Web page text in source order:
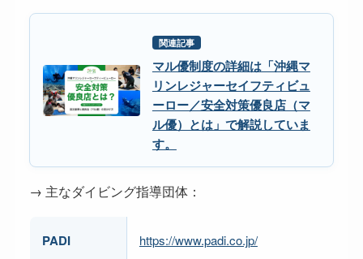
関連記事
マル優制度の詳細は「沖縄マ
リンレジャーセイフティビュ
ーロー／安全対策優良店（マ
ル優）とは」で解説していま
す。
→ 主なダイビング指導団体：
PADI https://www.padi.co.jp/